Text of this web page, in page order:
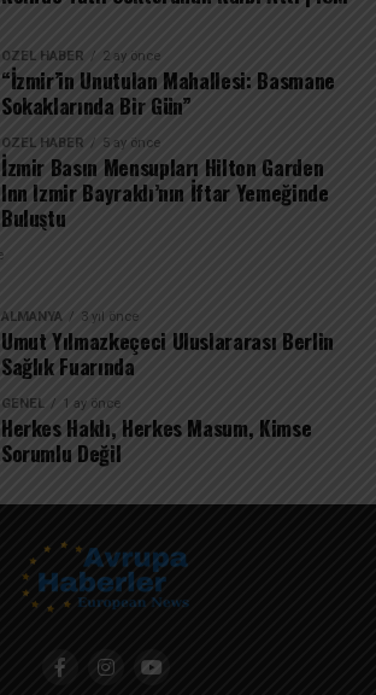
ÖZEL HABER 2 ay önce
“İzmir’in Unutulan Mahallesi: Basmane
Sokaklarında Bir Gün”
ÖZEL HABER 5 ay önce
İzmir Basın Mensupları Hilton Garden
Inn Izmir Bayraklı’nın İftar Yemeğinde
Buluştu
ALMANYA 3 yıl önce
Umut Yılmazkeçeci Uluslararası Berlin
Sağlık Fuarında
GENEL 1 ay önce
Herkes Haklı, Herkes Masum, Kimse
Sorumlu Değil